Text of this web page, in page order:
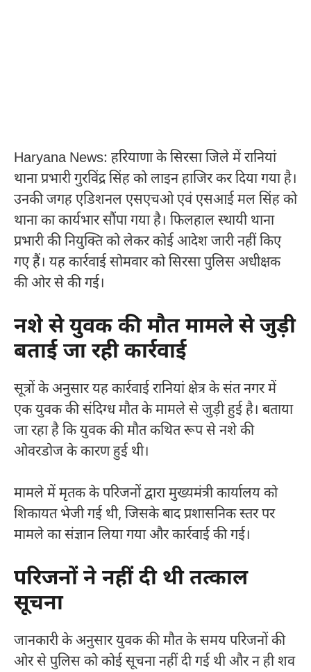
Haryana News: हरियाणा के सिरसा जिले में रानियां
थाना प्रभारी गुरविंद्र सिंह को लाइन हाजिर कर दिया गया है।
उनकी जगह एडिशनल एसएचओ एवं एसआई मल सिंह को
थाना का कार्यभार सौंपा गया है। फिलहाल स्थायी थाना
प्रभारी की नियुक्ति को लेकर कोई आदेश जारी नहीं किए
गए हैं। यह कार्रवाई सोमवार को सिरसा पुलिस अधीक्षक
की ओर से की गई।
नशे से युवक की मौत मामले से जुड़ी
बताई जा रही कार्रवाई
सूत्रों के अनुसार यह कार्रवाई रानियां क्षेत्र के संत नगर में
एक युवक की संदिग्ध मौत के मामले से जुड़ी हुई है। बताया
जा रहा है कि युवक की मौत कथित रूप से नशे की
ओवरडोज के कारण हुई थी।
मामले में मृतक के परिजनों द्वारा मुख्यमंत्री कार्यालय को
शिकायत भेजी गई थी, जिसके बाद प्रशासनिक स्तर पर
मामले का संज्ञान लिया गया और कार्रवाई की गई।
परिजनों ने नहीं दी थी तत्काल
सूचना
जानकारी के अनुसार युवक की मौत के समय परिजनों की
ओर से पुलिस को कोई सूचना नहीं दी गई थी और न ही शव